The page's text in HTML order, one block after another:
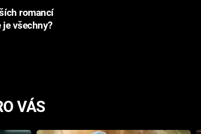
romancí
všechny?
VÁS